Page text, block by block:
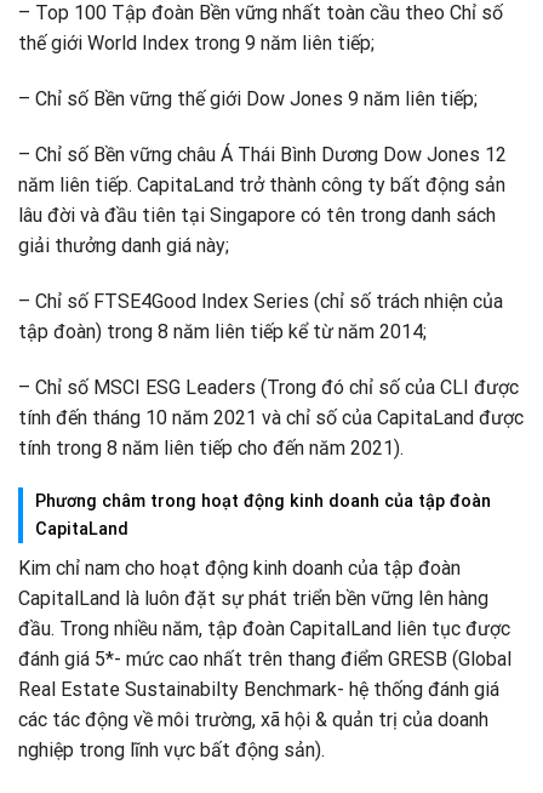
– Top 100 Tập đoàn Bền vững nhất toàn cầu theo Chỉ số
thế giới World Index trong 9 năm liên tiếp;
– Chỉ số Bền vững thế giới Dow Jones 9 năm liên tiếp;
– Chỉ số Bền vững châu Á Thái Bình Dương Dow Jones 12
năm liên tiếp. CapitaLand trở thành công ty bất động sản
lâu đời và đầu tiên tại Singapore có tên trong danh sách
giải thưởng danh giá này;
– Chỉ số FTSE4Good Index Series (chỉ số trách nhiện của
tập đoàn) trong 8 năm liên tiếp kể từ năm 2014;
– Chỉ số MSCI ESG Leaders (Trong đó chỉ số của CLI được
tính đến tháng 10 năm 2021 và chỉ số của CapitaLand được
tính trong 8 năm liên tiếp cho đến năm 2021).
Phương châm trong hoạt động kinh doanh của tập đoàn
CapitaLand
Kim chỉ nam cho hoạt động kinh doanh của tập đoàn
CapitalLand là luôn đặt sự phát triển bền vững lên hàng
đầu. Trong nhiều năm, tập đoàn CapitalLand liên tục được
đánh giá 5*- mức cao nhất trên thang điểm GRESB (Global
Real Estate Sustainabilty Benchmark- hệ thống đánh giá
các tác động về môi trường, xã hội & quản trị của doanh
nghiệp trong lĩnh vực bất động sản).